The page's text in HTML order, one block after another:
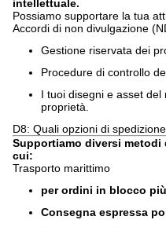
intellettuale.
Possiamo supportare la tua
Accordi di non divulgazione
Gestione riservata dei
Procedure di controllo
I tuoi disegni e asset
proprietà.
D8: Quali opzioni di
Supportiamo diversi
cui:
Trasporto marittimo
per ordini in blocco
Consegna espressa